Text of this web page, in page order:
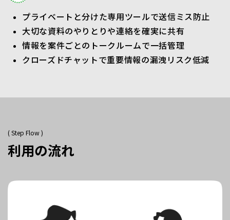
プライベートと分けた専用ツールで送信ミス防止
大切な資料のやりとりや連絡を確実に共有
情報を案件ごとのトークルームで一括管理
クローズドチャットで重要情報の漏洩リスク低減
( Step Flow )
利用の流れ